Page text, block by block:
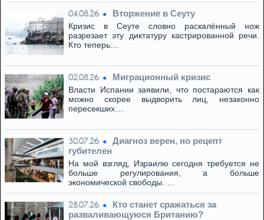
04.08.26 Вторжение в Сеуту
Кризис в Сеуте словно раскалённый нож
разрезает эту диктатуру кастрированной речи.
Кто теперь…
02.08.26 Миграционный кризис
Власти Испании заявили, что постараются как
можно скорее выдворить лиц, незаконно
пересекших…
30.07.26
Диагноз верен, но рецепт
губителен
На мой взгляд, Израилю сегодня требуется не
больше регулирования, а больше
экономической свободы. …
28.07.26
Кто станет сражаться за
разваливающуюся Британию?